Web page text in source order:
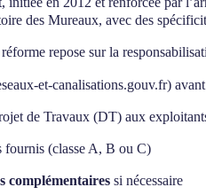
des Mureaux, avec des
repose sur la
et-canalisations.gouv.fr)
de Travaux (DT) aux
fournis (classe A, B ou C)
complémentaires si nécessaire